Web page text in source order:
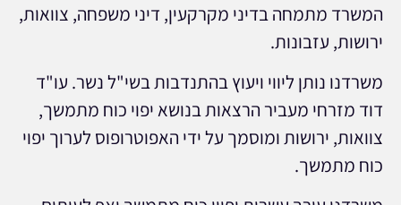
המשרד מתמחה בדיני מקרקעין, דיני משפחה, צוואות,
ירושות, עזבונות.
משרדנו נותן ליווי ויעוץ בהתנדבות בשי"ל נשר. עו"ד
דוד מזרחי מעביר הרצאות בנושא יפוי כוח מתמשך,
צוואות, ירושות ומוסמך על ידי האפוטרופוס לערוך יפוי
כוח מתמשך.